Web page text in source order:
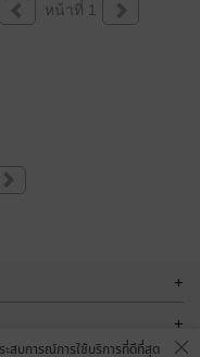
หน้าที่ 1
+
+
ะสบการณ์การใช้บริการที่ดีที่สุด